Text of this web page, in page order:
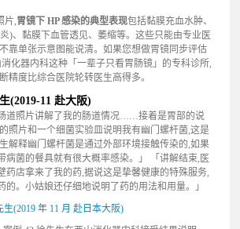
片,胃镜下 HP 感染的典型表现包括黏膜充血水肿、
)、黏膜下血管透见、萎缩等。这些只能由专业医
靠单张示意图能说清。如果您想做胃镜同步评估
化器内科这种「一辈子只看胃肠镜」的专科诊所,
精度比综合医院轮转医生高得多。
(2019-11 赴大阪)
道照片讲解了我的肠道情况……接着是胃部的说
照片和一个细菌实验皿说明我有幽门螺杆菌,这是
解释幽门螺杆菌是通过外部环境接触传染的,如果
病菌的餐具就有很大概率感染。」 「讲解结束,医
药店拿来了我的药,据说这是挚馨健康的特殊服务,
的。小姑娘还仔细地说明了药的用法和用量。」
生(2019 年 11 月 赴日本大阪)